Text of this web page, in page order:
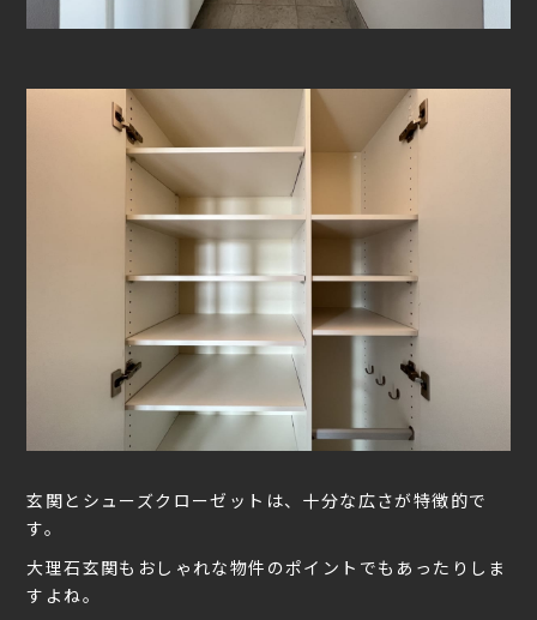
玄関とシューズクローゼットは、十分な広さが特徴的で
す。
大理石玄関もおしゃれな物件のポイントでもあったりしま
すよね。